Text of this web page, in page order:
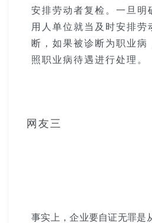
安排劳动者复检。一旦明
用人单位就当及时安排劳
断，如果被诊断为职业病
照职业病待遇进行处理。
网友三
事实上，企业要自证无罪是